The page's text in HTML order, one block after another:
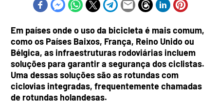
Em países onde o uso da bicicleta é mais comum,
como os Países Baixos, França, Reino Unido ou
Bélgica, as infraestruturas rodoviárias incluem
soluções para garantir a segurança dos ciclistas.
Uma dessas soluções são as rotundas com
ciclovias integradas, frequentemente chamadas
de rotundas holandesas.